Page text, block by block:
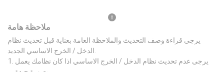
ملاحظة هامة
يرجى قراءة وصف التحديث والملاحظة العامة بعناية قبل تحديث نظام
يرجى عدم تحديث نظام الدخل / الخرج الاساسي اذا كان نظامك يعمل